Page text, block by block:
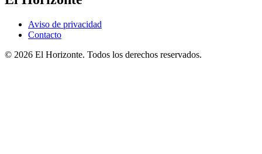
Aviso de privacidad
Contacto
© 2026 El Horizonte. Todos los derechos reservados.